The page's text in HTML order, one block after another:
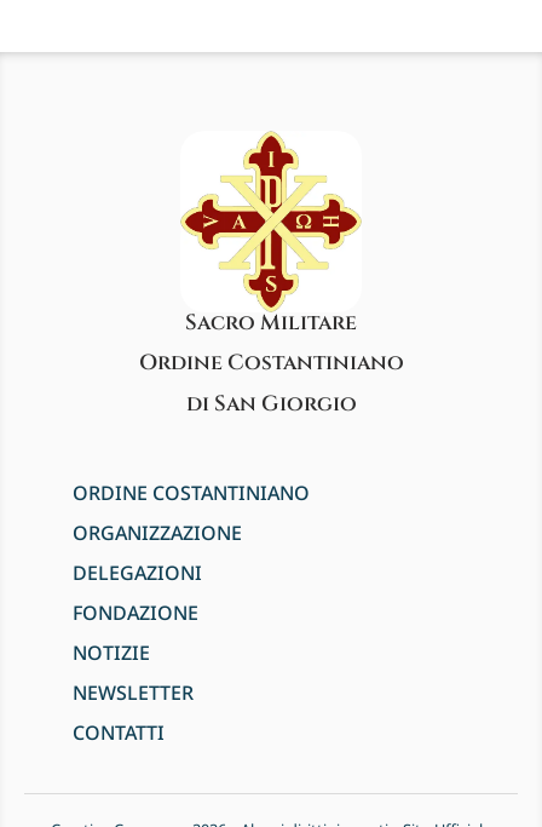
Sacro Militare
Ordine Costantiniano
di San Giorgio
ORDINE COSTANTINIANO
ORGANIZZAZIONE
DELEGAZIONI
FONDAZIONE
NOTIZIE
NEWSLETTER
CONTATTI